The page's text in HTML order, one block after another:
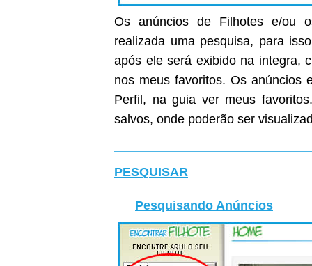
Os anúncios de Filhotes e/ou
realizada uma pesquisa, para
após ele será exibido na integra,
nos meus favoritos. Os
Perfil, na guia ver meus
salvos, onde poderão ser
PESQUISAR
Pesquisando Anúncios